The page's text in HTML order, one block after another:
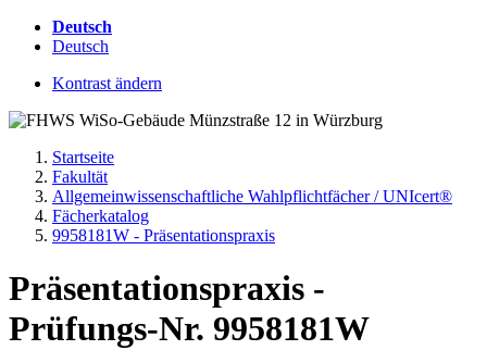
Deutsch
Deutsch
Kontrast ändern
Startseite
Fakultät
Allgemeinwissenschaftliche Wahlpflichtfächer / UNIcert®
Fächerkatalog
9958181W - Präsentationspraxis
Präsentationspraxis -
Prüfungs-Nr. 9958181W